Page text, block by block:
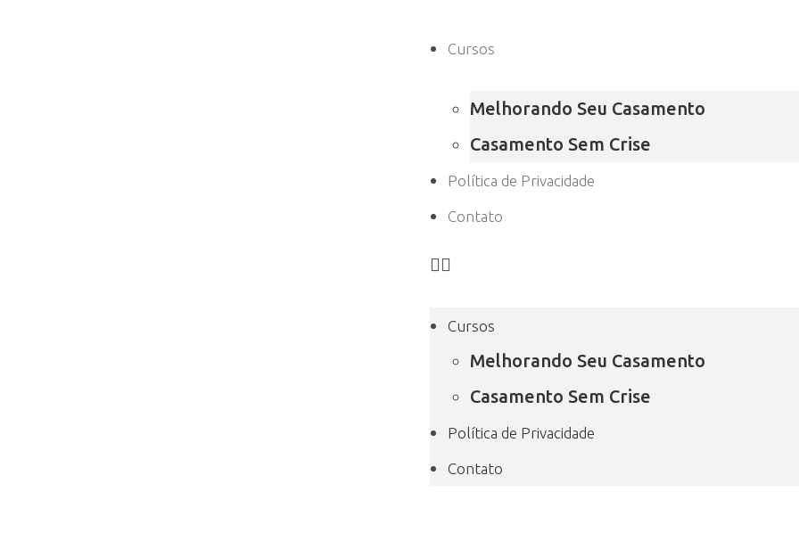
Cursos
Melhorando Seu Casamento
Casamento Sem Crise
Política de Privacidade
Contato
Cursos
Melhorando Seu Casamento
Casamento Sem Crise
Política de Privacidade
Contato